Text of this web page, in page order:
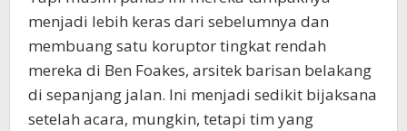
menjadi lebih keras dari sebelumnya dan
membuang satu koruptor tingkat rendah
mereka di Ben Foakes, arsitek barisan belakang
di sepanjang jalan. Ini menjadi sedikit bijaksana
setelah acara, mungkin, tetapi tim yang